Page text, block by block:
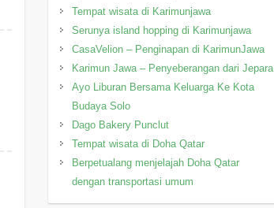
Tempat wisata di Karimunjawa
Serunya island hopping di Karimunjawa
CasaVelion – Penginapan di KarimunJawa
Karimun Jawa – Penyeberangan dari Jepara
Ayo Liburan Bersama Keluarga Ke Kota
Budaya Solo
Dago Bakery Punclut
Tempat wisata di Doha Qatar
Berpetualang menjelajah Doha Qatar
dengan transportasi umum